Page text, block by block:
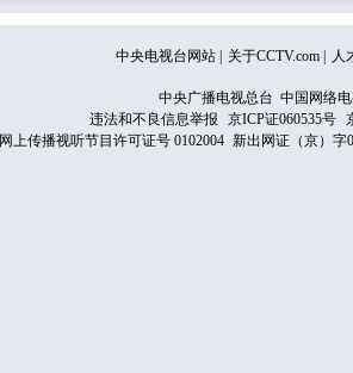
中央电视台网站 关于CCTV.com 人
中央广播电视总台 中国网络
违法和不良信息举报
京ICP证060535号
网上传播视听节目许可证号 0102004 新出网证（京）